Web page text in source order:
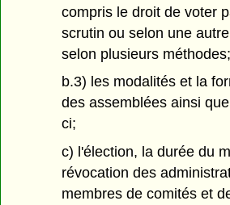
compris le droit de voter
scrutin ou selon une
selon plusieurs méthodes;
b.3) les modalités et la
des assemblées ainsi
ci;
c) l'élection, la durée du
révocation des
membres de comités et